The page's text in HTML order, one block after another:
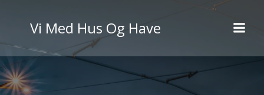
til
indhold
Vi Med Hus Og Have